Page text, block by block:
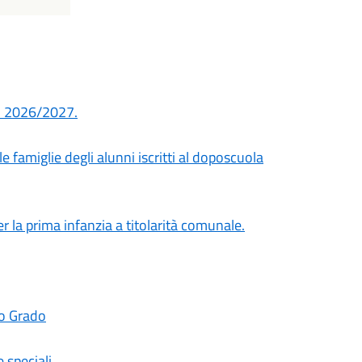
2026/2027.
famiglie degli alunni iscritti al doposcuola
la prima infanzia a titolarità comunale.
Grado